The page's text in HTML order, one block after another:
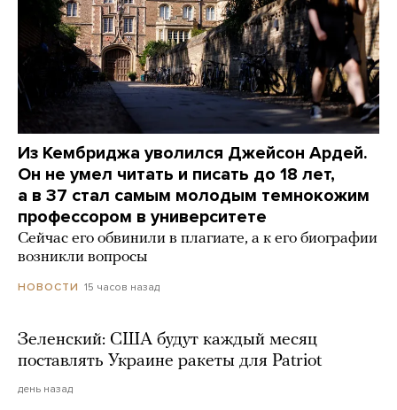
Из Кембриджа уволился Джейсон Ардей.
Он не умел читать и писать до 18 лет,
а в 37 стал самым молодым темнокожим
профессором в университете
Сейчас его обвинили в плагиате, а к его биографии
возникли вопросы
НОВОСТИ 15 часов назад
Зеленский: США будут каждый месяц
поставлять Украине ракеты для Patriot
день назад